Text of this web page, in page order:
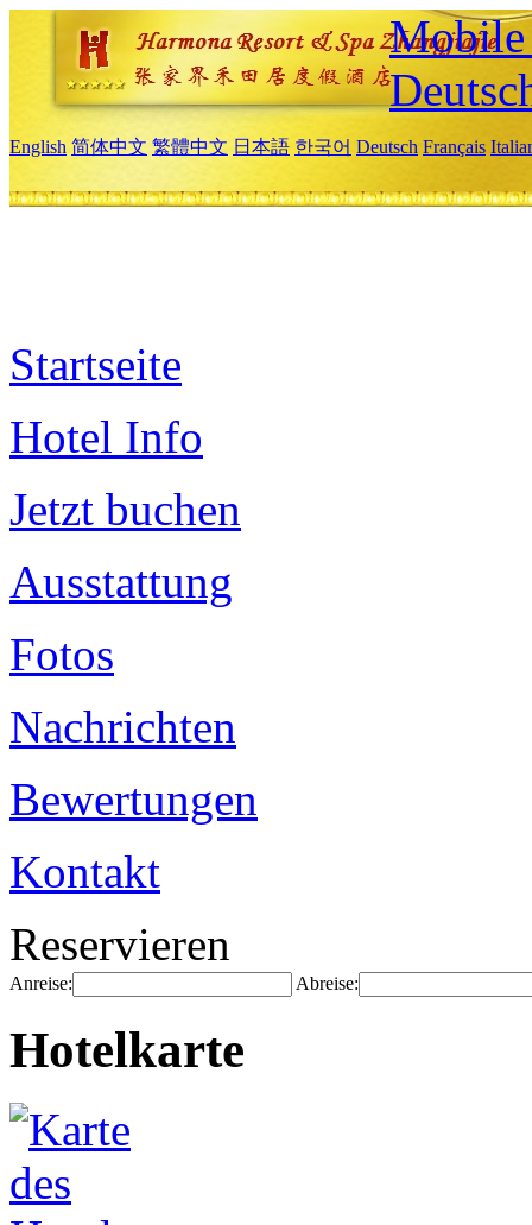
Mobile
English 简体中文 繁體中文 日本語 한국어 Deutsch Français
Startseite
Hotel Info
Jetzt buchen
Ausstattung
Fotos
Nachrichten
Bewertungen
Kontakt
Reservieren
Anreise: Abreise:
Hotelkarte